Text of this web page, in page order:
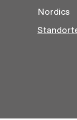
Nordics